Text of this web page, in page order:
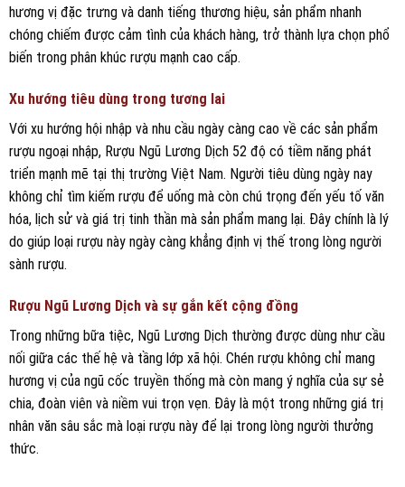
hương vị đặc trưng và danh tiếng thương hiệu, sản phẩm nhanh
chóng chiếm được cảm tình của khách hàng, trở thành lựa chọn phổ
biến trong phân khúc rượu mạnh cao cấp.
Xu hướng tiêu dùng trong tương lai
Với xu hướng hội nhập và nhu cầu ngày càng cao về các sản phẩm
rượu ngoại nhập, Rượu Ngũ Lương Dịch 52 độ có tiềm năng phát
triển mạnh mẽ tại thị trường Việt Nam. Người tiêu dùng ngày nay
không chỉ tìm kiếm rượu để uống mà còn chú trọng đến yếu tố văn
hóa, lịch sử và giá trị tinh thần mà sản phẩm mang lại. Đây chính là lý
do giúp loại rượu này ngày càng khẳng định vị thế trong lòng người
sành rượu.
Rượu Ngũ Lương Dịch và sự gắn kết cộng đồng
Trong những bữa tiệc, Ngũ Lương Dịch thường được dùng như cầu
nối giữa các thế hệ và tầng lớp xã hội. Chén rượu không chỉ mang
hương vị của ngũ cốc truyền thống mà còn mang ý nghĩa của sự sẻ
chia, đoàn viên và niềm vui trọn vẹn. Đây là một trong những giá trị
nhân văn sâu sắc mà loại rượu này để lại trong lòng người thưởng
thức.